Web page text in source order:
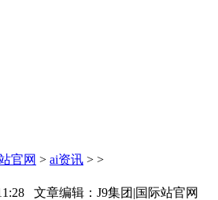
官网 > ai资讯 > >
文章编辑：J9集团|国际站官网